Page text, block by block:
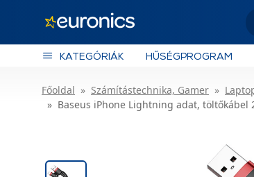
KATEGÓRIÁK HŰSÉGPROGRAM
Főoldal Számítástechnika, Gamer
Baseus iPhone Lightning adat, töltőkábel